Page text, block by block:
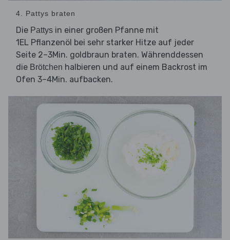
4. Pattys braten
Die Pattys in einer großen Pfanne mit
1EL Pflanzenöl bei sehr starker Hitze auf jeder
Seite 2–3Min. goldbraun braten. Währenddessen
die Brötchen halbieren und auf einem Backrost im
Ofen 3–4Min. aufbacken.